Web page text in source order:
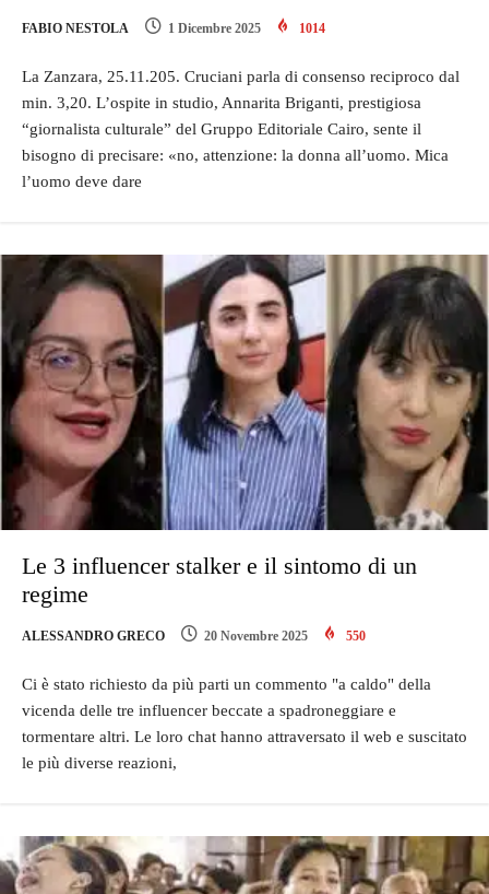
FABIO NESTOLA 1 Dicembre 2025 1014
La Zanzara, 25.11.205. Cruciani parla di consenso reciproco dal
min. 3,20. L’ospite in studio, Annarita Briganti, prestigiosa
“giornalista culturale” del Gruppo Editoriale Cairo, sente il
bisogno di precisare: «no, attenzione: la donna all’uomo. Mica
l’uomo deve dare
Le 3 influencer stalker e il sintomo di un
regime
ALESSANDRO GRECO 20 Novembre 2025 550
Ci è stato richiesto da più parti un commento "a caldo" della
vicenda delle tre influencer beccate a spadroneggiare e
tormentare altri. Le loro chat hanno attraversato il web e suscitato
le più diverse reazioni,